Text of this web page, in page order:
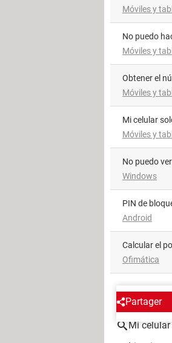
Móviles y
No puedo
Móviles y
Obtener el
Móviles y
Mi celular
Móviles y
No puedo
Windows
PIN de
Android
Calcular el
Ofimática
Partager
Mi